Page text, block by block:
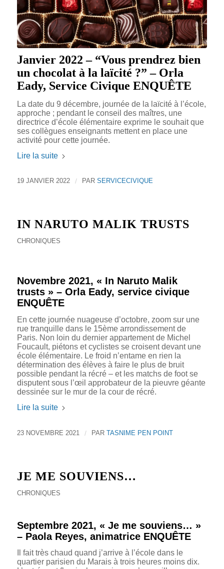
Janvier 2022 – “Vous prendrez bien
un chocolat à la laïcité ?” – Orla
Eady, Service Civique ENQUÊTE
La date du 9 décembre, journée de la laïcité à l’école,
approche ; pendant le conseil des maîtres, une
directrice d’école élémentaire exprime le souhait que
ses collègues enseignants mettent en place une
activité pour cette journée.
Lire la suite
19 JANVIER 2022 / PAR SERVICECIVIQUE
IN NARUTO MALIK TRUSTS
CHRONIQUES
Novembre 2021, « In Naruto Malik
trusts » – Orla Eady, service civique
ENQUÊTE
En cette journée nuageuse d’octobre, zoom sur une
rue tranquille dans le 15ème arrondissement de
Paris. Non loin du dernier appartement de Michel
Foucault, piétons et cyclistes se croisent devant une
école élémentaire. Le froid n’entame en rien la
détermination des élèves à faire le plus de bruit
possible pendant la récré – et les matchs de foot se
disputent sous l’œil approbateur de la pieuvre géante
dessinée sur le mur de la cour de récré.
Lire la suite
23 NOVEMBRE 2021 / PAR TASNIME PEN POINT
JE ME SOUVIENS…
CHRONIQUES
Septembre 2021, « Je me souviens… »
– Paola Reyes, animatrice ENQUÊTE
Il fait très chaud quand j’arrive à l’école dans le
quartier parisien du Marais à trois heures moins dix.